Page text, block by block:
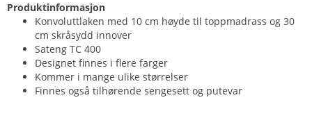
Produktinformasjon
Konvoluttlaken med 10 cm høyde til toppmadrass og 30
cm skråsydd innover
Sateng TC 400
Designet finnes i flere farger
Kommer i mange ulike størrelser
Finnes også tilhørende sengesett og putevar